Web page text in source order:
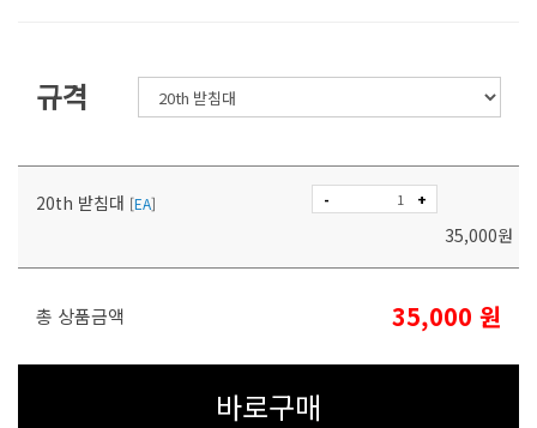
규격
20th 받침대 [EA] - +
35,000원
총 상품금액 35,000 원
바로구매